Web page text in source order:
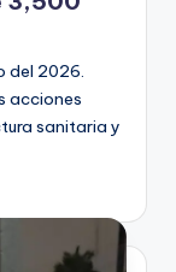
del 2026.
acciones
sanitaria y